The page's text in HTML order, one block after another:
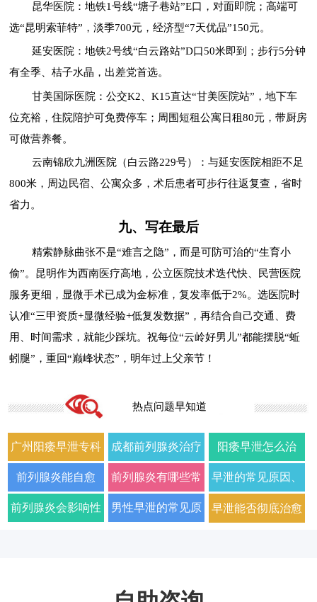
昆华医院：地铁1号线“塘子巷站”E口，对面即院；高端可
选“昆明索菲特”，淡季700元，经济型“7天优品”150元。
延安医院：地铁2号线“白云路站”D口50米即到；步行5分钟
有全季、桔子水晶，出差党首选。
甘美国际医院：公交K2、K15直达“甘美医院站”，地下车
位充裕，住院陪护可免费停车；周围短租公寓日租80元，带厨房
可做营养餐。
云南锦欣九洲医院（白云路229号）：与延安医院相距不足
800米，周边民宿、公寓众多，术后患者可步行往返复查，省时
省力。
九、写在最后
精索静脉曲张不是“难言之隐”，而是可防可治的“生育小
偷”。昆明作为西南医疗高地，公立医院技术迭代快、民营医院
服务更细，显微手术已成为金标准，复发率低于2%。选医院时
认准“三甲资质+显微经验+低复发数据”，再结合自己交通、费
用、时间需求，就能少踩坑。祝每位“云岭好男儿”都能摆脱“蚯
蚓腿”，重回“巅峰状态”，明年过上父亲节！
热点问题早知道
广州阳痿早泄专科
门诊哪家好正规男
科医院排名
成都前列腺炎治疗
哪家男科医院好
2026年口碑推荐
阳痿早泄怎么治
疗？2026年男科专
家详解病因与科学
前列腺炎能自愈
吗？2026年科学治
前列腺炎有哪些常
见症状以及如何科
早泄的常见原因、
症状及改善方法全
前列腺炎会影响性 男性早泄的常见原 早泄能否彻底治愈